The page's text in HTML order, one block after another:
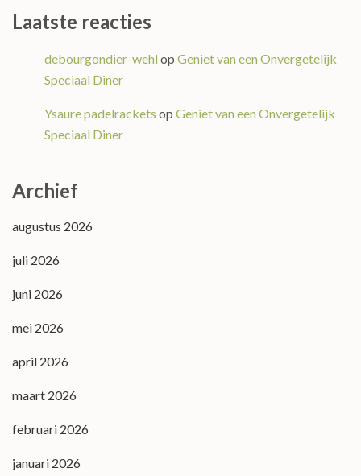
Laatste reacties
debourgondier-wehl op Geniet van een Onvergetelijk
Speciaal Diner
Ysaure padelrackets op Geniet van een Onvergetelijk
Speciaal Diner
Archief
augustus 2026
juli 2026
juni 2026
mei 2026
april 2026
maart 2026
februari 2026
januari 2026